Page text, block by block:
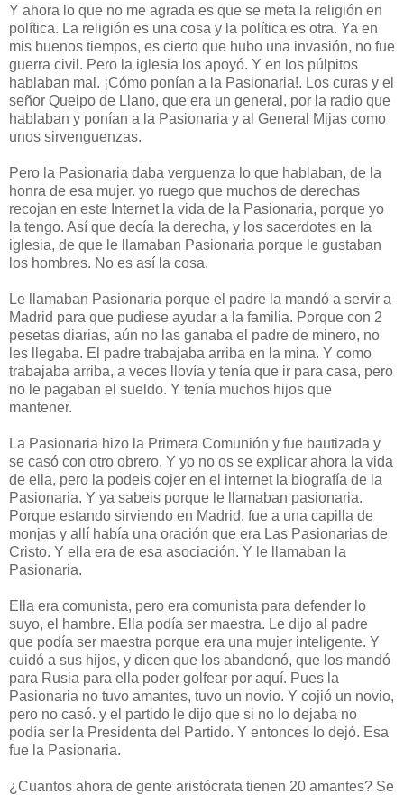
Y ahora lo que no me agrada es que se meta la religión en
política. La religión es una cosa y la política es otra. Ya en
mis buenos tiempos, es cierto que hubo una invasión, no fue
guerra civil. Pero la iglesia los apoyó. Y en los púlpitos
hablaban mal. ¡Cómo ponían a la Pasionaria!. Los curas y el
señor Queipo de Llano, que era un general, por la radio que
hablaban y ponían a la Pasionaria y al General Mijas como
unos sirvenguenzas.
Pero la Pasionaria daba verguenza lo que hablaban, de la
honra de esa mujer. yo ruego que muchos de derechas
recojan en este Internet la vida de la Pasionaria, porque yo
la tengo. Así que decía la derecha, y los sacerdotes en la
iglesia, de que le llamaban Pasionaria porque le gustaban
los hombres. No es así la cosa.
Le llamaban Pasionaria porque el padre la mandó a servir a
Madrid para que pudiese ayudar a la familia. Porque con 2
pesetas diarias, aún no las ganaba el padre de minero, no
les llegaba. El padre trabajaba arriba en la mina. Y como
trabajaba arriba, a veces llovía y tenía que ir para casa, pero
no le pagaban el sueldo. Y tenía muchos hijos que
mantener.
La Pasionaria hizo la Primera Comunión y fue bautizada y
se casó con otro obrero. Y yo no os se explicar ahora la vida
de ella, pero la podeis cojer en el internet la biografía de la
Pasionaria. Y ya sabeis porque le llamaban pasionaria.
Porque estando sirviendo en Madrid, fue a una capilla de
monjas y allí había una oración que era Las Pasionarias de
Cristo. Y ella era de esa asociación. Y le llamaban la
Pasionaria.
Ella era comunista, pero era comunista para defender lo
suyo, el hambre. Ella podía ser maestra. Le dijo al padre
que podía ser maestra porque era una mujer inteligente. Y
cuidó a sus hijos, y dicen que los abandonó, que los mandó
para Rusia para ella poder golfear por aquí. Pues la
Pasionaria no tuvo amantes, tuvo un novio. Y cojió un novio,
pero no casó. y el partido le dijo que si no lo dejaba no
podía ser la Presidenta del Partido. Y entonces lo dejó. Esa
fue la Pasionaria.
¿Cuantos ahora de gente aristócrata tienen 20 amantes? Se